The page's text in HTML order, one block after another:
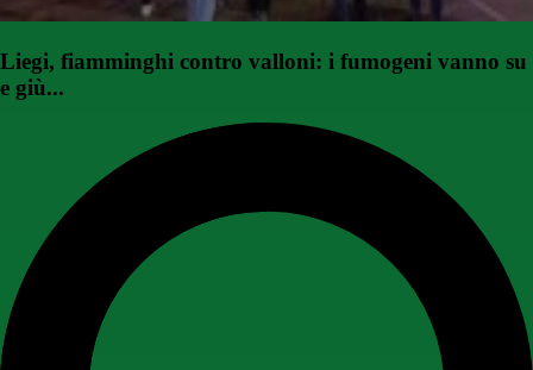
Liegi, fiamminghi contro valloni: i fumogeni vanno su
e giù...